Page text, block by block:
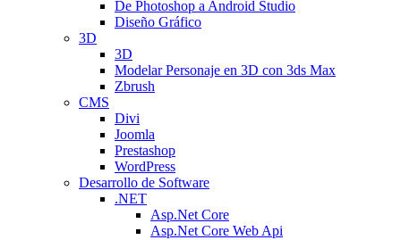
De Photoshop a Android Studio
Diseño Gráfico
3D
3D
Modelar Personaje en 3D con 3ds Max
Zbrush
CMS
Divi
Joomla
Prestashop
WordPress
Desarrollo de Software
.NET
Asp.Net Core
Asp.Net Core Web Api